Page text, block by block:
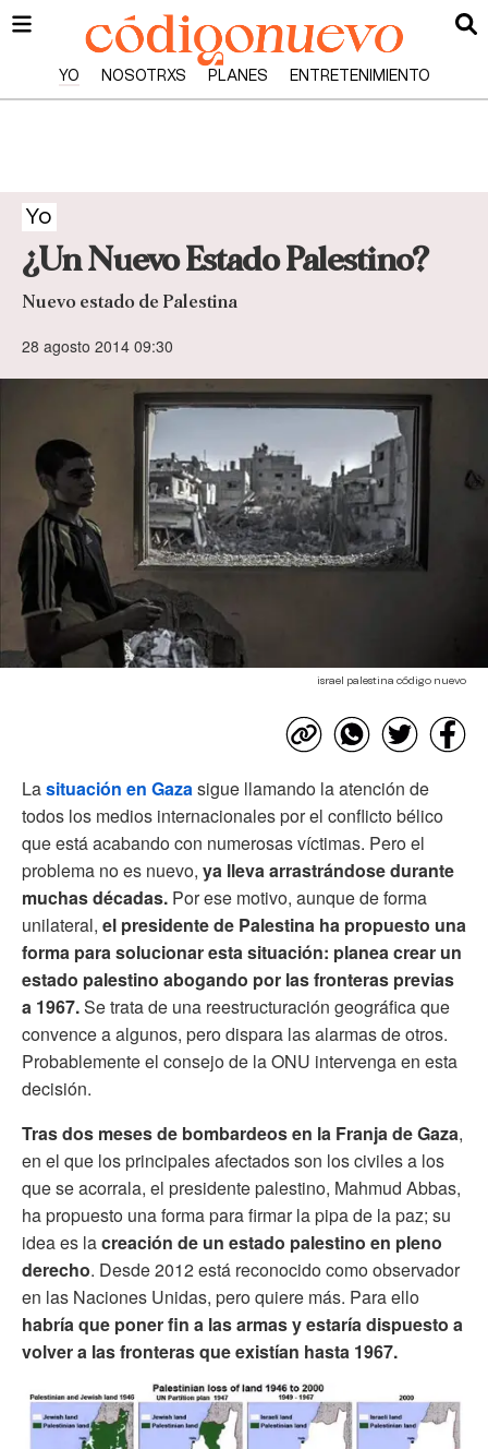
YO NOSOTRXS PLANES ENTRETENIMIENTO
Yo
¿Un Nuevo Estado Palestino?
Nuevo estado de Palestina
28 agosto 2014 09:30
israel palestina código nuevo
Lasituación en Gazasigue llamando la atención de
todos los medios internacionales por el conflicto bélico
que está acabando con numerosas víctimas. Pero el
problema no es nuevo, ya lleva arrastrándose durante
muchas décadas. Por ese motivo, aunque de forma
unilateral, el presidente de Palestina ha propuesto una
forma para solucionar esta situación: planea crear un
estado palestino abogando por las fronteras previas
a 1967.Se trata de una reestructuración geográfica que
convence a algunos, pero dispara las alarmas de otros.
Probablemente el consejo de la ONU intervenga en esta
decisión.
Tras dos meses de bombardeos en la Franja de Gaza,
en el que los principales afectados son los civiles a los
que se acorrala, el presidente palestino, Mahmud Abbas,
ha propuesto una forma para firmar la pipa de la paz; su
idea es lacreación de un estado palestino en pleno
derecho. Desde 2012 está reconocido como observador
en las Naciones Unidas, pero quiere más. Para ello
habría que poner fin a las armas y estaría dispuesto a
volver a las fronteras que existían hasta 1967.